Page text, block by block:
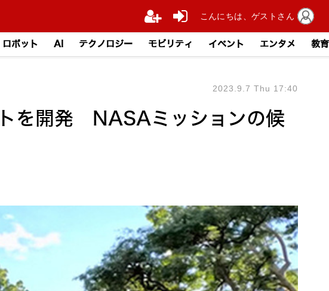
ロボット AI テクノロジー モビリティ イベント エンタメ 教育
を開発 NASAミッションの候
2023.9.7 Thu 17:40
こんにちは、ゲストさん